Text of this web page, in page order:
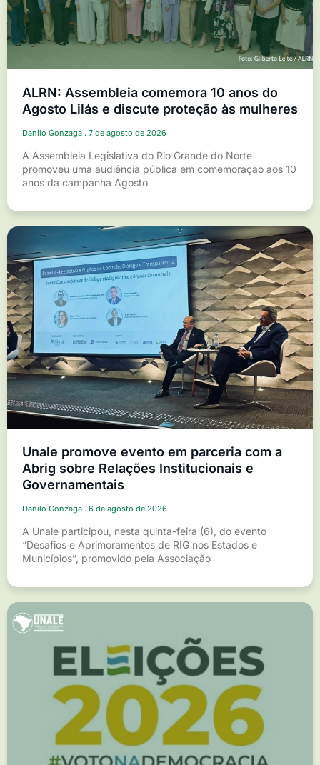
ALRN: Assembleia comemora 10 anos do
Agosto Lilás e discute proteção às mulheres
Danilo Gonzaga 7 de agosto de 2026
A Assembleia Legislativa do Rio Grande do Norte
promoveu uma audiência pública em comemoração aos 10
anos da campanha Agosto
Unale promove evento em parceria com a
Abrig sobre Relações Institucionais e
Governamentais
Danilo Gonzaga 6 de agosto de 2026
A Unale participou, nesta quinta-feira (6), do evento
“Desafios e Aprimoramentos de RIG nos Estados e
Municípios”, promovido pela Associação